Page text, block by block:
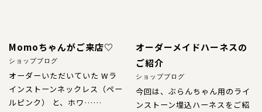
Momoちゃんがご来店♡
ショップブログ
オーダーいただいていた Wラ
インストーンネックレス（ペー
ルピンク） と、ホワ……
オーダーメイドハーネスの
ご紹介
ショップブログ
今回は、ぶらんちゃん用のライ
ンストーン埋込ハーネスをご紹